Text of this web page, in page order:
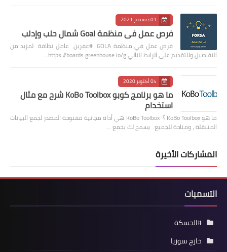
01 ديسمبر 2021
فرص عمل في منظمة Goal شمال حلب وإدلب
فرص عمل في منظمة GOLA #عفرين عامل نظافة لمزيد من
التفاصيل وللتقديم على الرابط التالي https://boards.greenhouse.io/g…
04 أكتوبر 2020
ما هو برنامج كوبو KoBo Toolbox شرح مع مثال
استخدام
ما هو KoBo Toolbox ؟ KoBo Toolbox هي أداة مجانية مفتوحة المصدر لجمع البيانات
المتنقلة ، ومتاحة للجميع. يسمح لك بجمع …
المشاركات الأخيرة
التسميات
#الحسكة
خارج سوريا